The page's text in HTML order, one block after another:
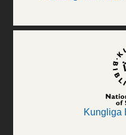
Kungliga